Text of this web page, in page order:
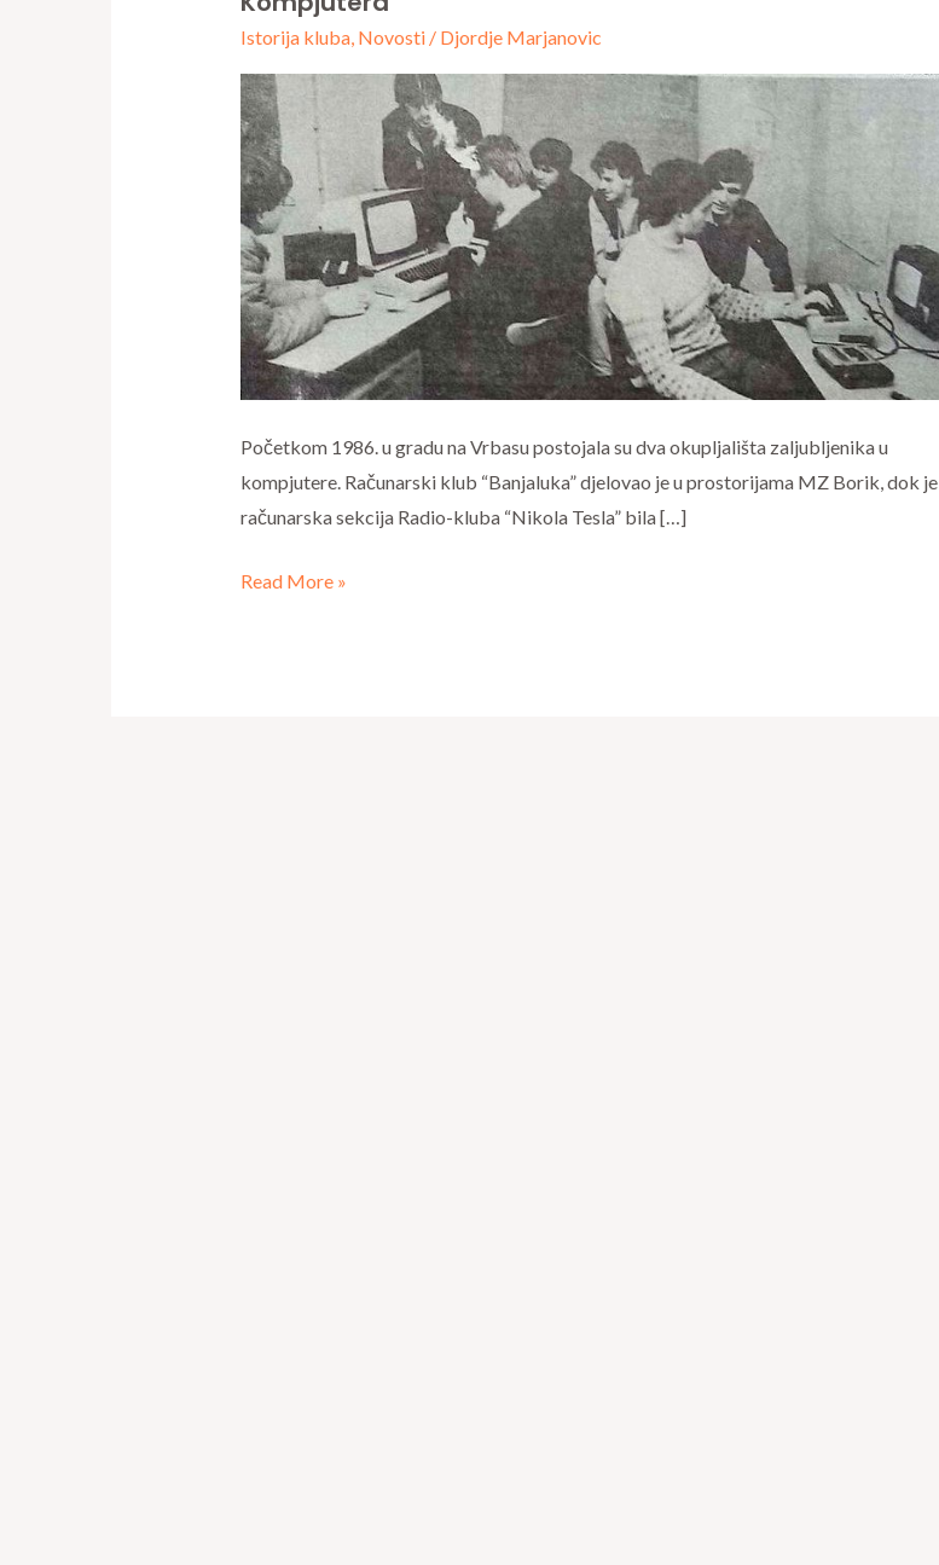
Istorija kluba, Novosti/ Djordje Marjanovic
Početkom 1986. u gradu na Vrbasu postojala su dva okupljališta zaljubljenika u
kompjutere. Računarski klub “Banjaluka” djelovao je u prostorijama MZ Borik, dok je
računarska sekcija Radio-kluba “Nikola Tesla” bila […]
Banja
Luka
’86:
Dva
računarska
kluba
sa
tri
kompjutera
Read More »